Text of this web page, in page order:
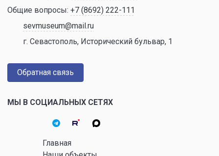
Общие вопросы: +7 (8692) 222-111
sevmuseum@mail.ru
г. Севастополь, Исторический бульвар, 1
Обратная связь
МЫ В СОЦИАЛЬНЫХ СЕТЯХ
Главная